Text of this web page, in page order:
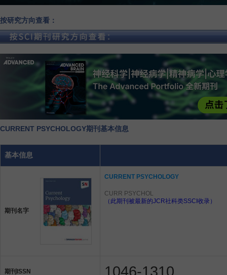
按研究方向查看：
CURRENT PSYCHOLOGY期刊基本信息
基本信息
期刊名字
CURRENT PSYCHOLOGY
CURR PSYCHOL
（此期刊被最新的JCR社科类SSCI收录）
期刊ISSN 1046-1310